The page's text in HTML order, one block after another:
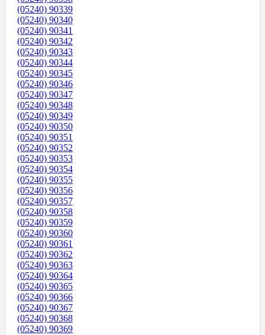
(05240) 90339
(05240) 90340
(05240) 90341
(05240) 90342
(05240) 90343
(05240) 90344
(05240) 90345
(05240) 90346
(05240) 90347
(05240) 90348
(05240) 90349
(05240) 90350
(05240) 90351
(05240) 90352
(05240) 90353
(05240) 90354
(05240) 90355
(05240) 90356
(05240) 90357
(05240) 90358
(05240) 90359
(05240) 90360
(05240) 90361
(05240) 90362
(05240) 90363
(05240) 90364
(05240) 90365
(05240) 90366
(05240) 90367
(05240) 90368
(05240) 90369